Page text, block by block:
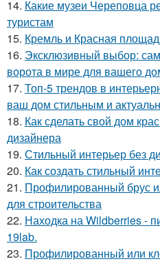
14. Какие музеи Череповца
туристам
15. Кремль и Красная
16. Эксклюзивный выбор:
ворота в мире для вашего
17. Топ-5 трендов в
ваш дом стильным и
18. Как сделать свой дом
дизайнера
19. Стильный интерьер без
20. Как создать стильный
21. Профилированный брус
для строительства
22. Находка на Wildberries -
19lab.
23. Профилированный или